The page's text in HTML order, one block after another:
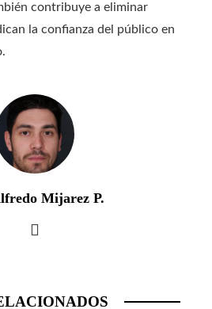
contribuye a eliminar
la confianza del público en
Mijarez P.